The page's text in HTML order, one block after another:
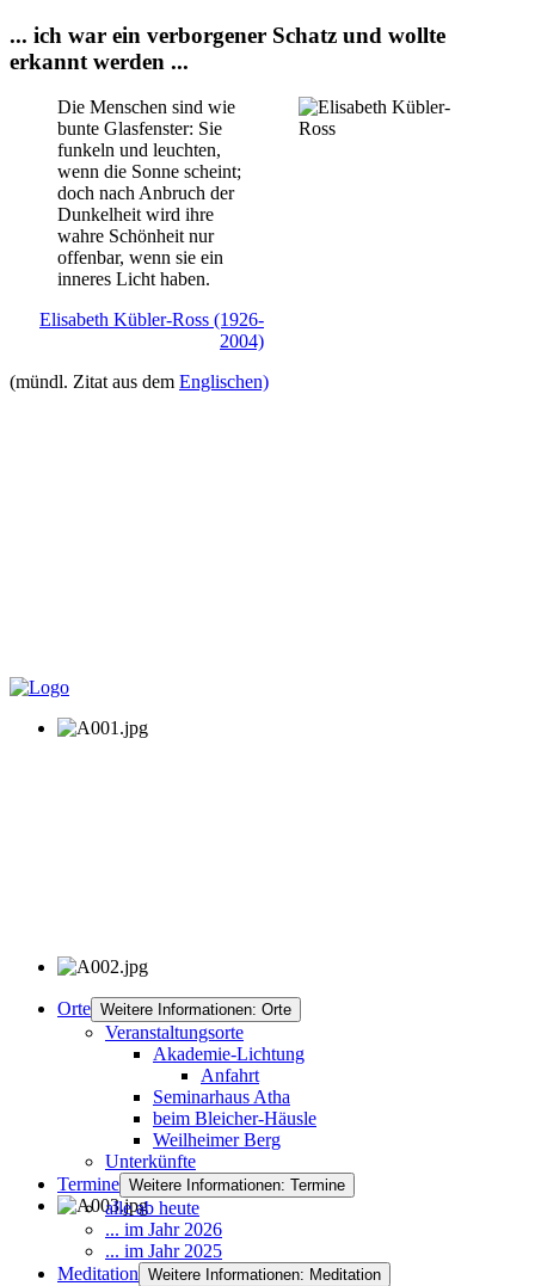
... ich war ein verborgener Schatz und wollte
erkannt werden ...
Die Menschen sind wie
bunte Glasfenster: Sie
funkeln und leuchten,
wenn die Sonne scheint;
doch nach Anbruch der
Dunkelheit wird ihre
wahre Schönheit nur
offenbar, wenn sie ein
inneres Licht haben.
Elisabeth Kübler-Ross (1926-
2004)
(mündl. Zitat aus dem Englischen)
Orte Weitere Informationen: Orte
Veranstaltungsorte
Akademie-Lichtung
Anfahrt
Seminarhaus Atha
beim Bleicher-Häusle
Weilheimer Berg
Unterkünfte
Termine Weitere Informationen: Termine
alle ab heute
... im Jahr 2026
... im Jahr 2025
Meditation Weitere Informationen: Meditation